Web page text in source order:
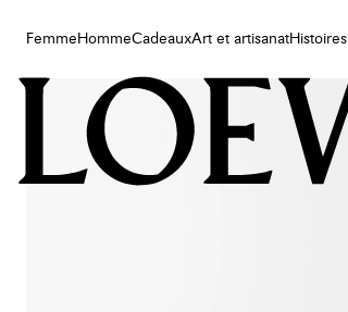
Femme HommeCadeauxArt et artisanatHistoires
Femme
Art et artisanat